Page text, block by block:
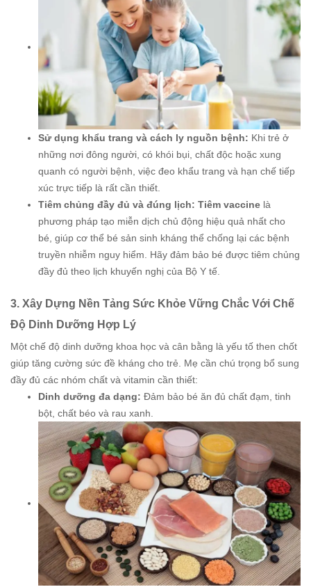
Sử dụng khẩu trang và cách ly nguồn bệnh: Khi trẻ ở
những nơi đông người, có khói bụi, chất độc hoặc xung
quanh có người bệnh, việc đeo khẩu trang và hạn chế tiếp
xúc trực tiếp là rất cần thiết.
Tiêm chủng đầy đủ và đúng lịch: Tiêm vaccine là
phương pháp tạo miễn dịch chủ động hiệu quả nhất cho
bé, giúp cơ thể bé sản sinh kháng thể chống lại các bệnh
truyền nhiễm nguy hiểm. Hãy đảm bảo bé được tiêm chủng
đầy đủ theo lịch khuyến nghị của Bộ Y tế.
3. Xây Dựng Nền Tảng Sức Khỏe Vững Chắc Với Chế
Độ Dinh Dưỡng Hợp Lý
Một chế độ dinh dưỡng khoa học và cân bằng là yếu tố then chốt
giúp tăng cường sức đề kháng cho trẻ. Mẹ cần chú trọng bổ sung
đầy đủ các nhóm chất và vitamin cần thiết:
Dinh dưỡng đa dạng: Đảm bảo bé ăn đủ chất đạm, tinh
bột, chất béo và rau xanh.